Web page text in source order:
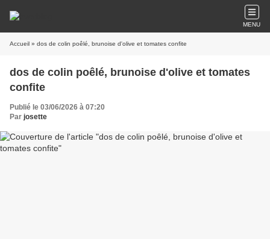
MENU
Accueil » dos de colin poêlé, brunoise d'olive et tomates confite
dos de colin poêlé, brunoise d'olive et tomates
confite
Publié le 03/06/2026 à 07:20
Par josette